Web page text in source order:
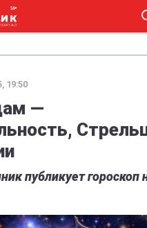
19:50
—
публикует гороскоп